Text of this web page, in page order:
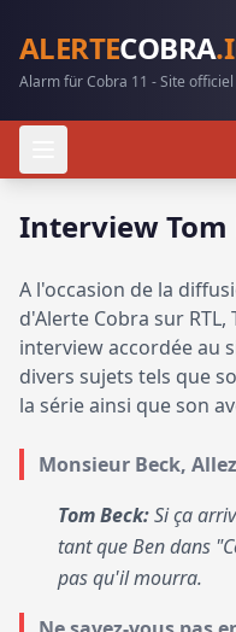
ALERTECOBRA
Alarm für Cobra 11 - Site
Interview Tom
A l'occasion de la
d'Alerte Cobra sur
interview accordée au
divers sujets tels que
la série ainsi que son
Monsieur Beck,
Tom Beck:Si ça
tant que Ben dans
pas qu'il mourra.